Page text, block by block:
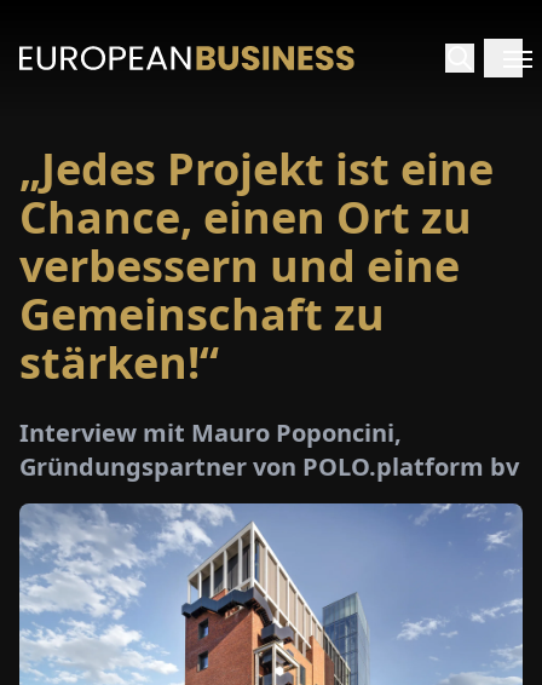
PAPER
NEWS
„Jedes Projekt ist eine
Chance, einen Ort zu
verbessern und eine
Gemeinschaft zu
stärken!“
Interview mit Mauro Poponcini,
Gründungspartner von POLO.platform bv